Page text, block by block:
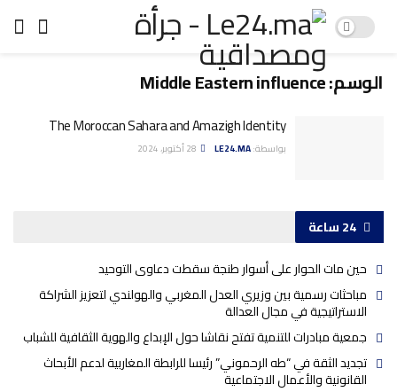
الوسم:Middle Eastern influence
The Moroccan Sahara and Amazigh Identity
بواسطة:LE24.MA
24 ساعة
حين مات الحوار على أسوار طنجة سقطت دعاوى التوحيد
مباحثات رسمية بين وزيري العدل المغربي والهولندي لتعزيز الشراكة
الاستراتيجية في مجال العدالة
جمعية مبادرات للتنمية تفتح نقاشا حول الإبداع والهوية الثقافية للشباب
تجديد الثقة في “طه الرحموني” رئيسا للرابطة المغاربية لدعم الأبحاث
القانونية والأعمال الاجتماعية